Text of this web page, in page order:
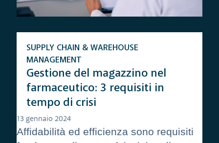
Gestione del magazzino nel
farmaceutico: 3 requisiti in
tempo di crisi
SUPPLY CHAIN & WAREHOUSE
MANAGEMENT
13 gennaio 2024
Affidabilità ed efficienza sono requisiti